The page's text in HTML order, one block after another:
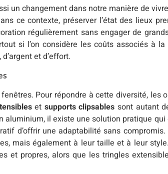
un changement dans notre manière de
ce contexte, préserver l’état des lieux
régulièrement sans engager de
si l’on considère les coûts associés à
et d’effort.
Pour répondre à cette diversité, les
et supports clipsables sont autant
il existe une solution pratique
d’offrir une adaptabilité sans
mais également à leur taille et à leur
et propres, alors que les tringles